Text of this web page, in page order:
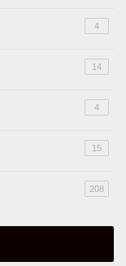
4
14
4
15
208